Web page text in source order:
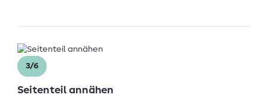
3/6
Seitenteil annähen